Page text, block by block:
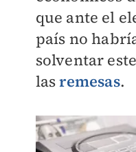
que ante el
país no
solventar
lasremesas.